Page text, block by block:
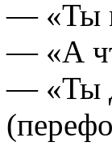
— «Ты
— «А
— «Ты